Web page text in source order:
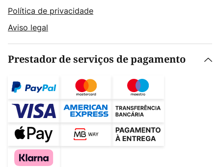
Política de privacidade
Aviso legal
Prestador de serviços de pagamento